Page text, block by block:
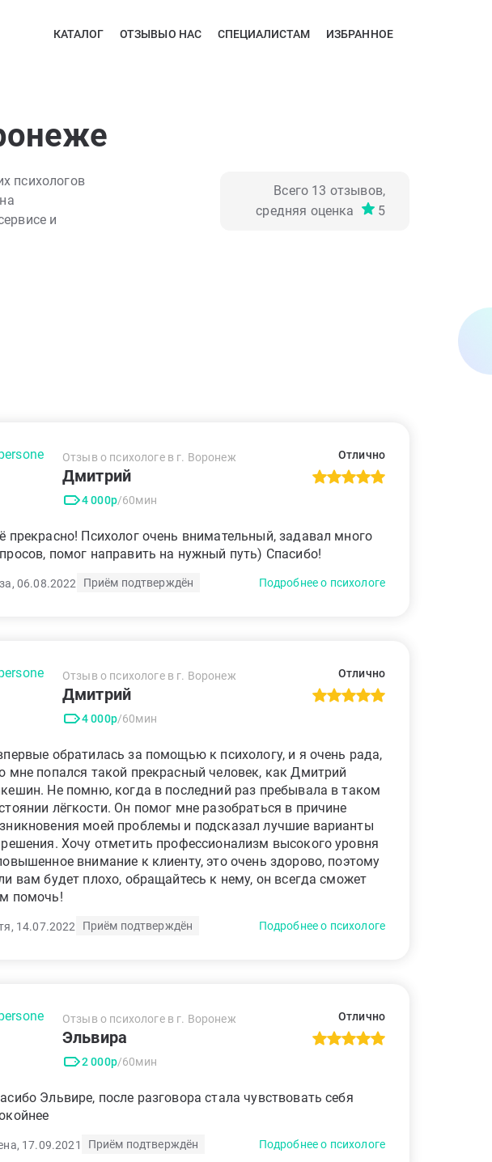
КАТАЛОГ ОТЗЫВЫО НАС СПЕЦИАЛИСТАМ ИЗБРАННОЕ
психологов
и
Всего 13 отзывов,
средняя оценка
5
Отзыв о психологе в г. Воронеж
Дмитрий
4 000р/60мин
Отлично
прекрасно! Психолог очень внимательный, задавал много
помог направить на нужный путь) Спасибо!
06.08.2022 Приём подтверждён Подробнее о психологе
Отзыв о психологе в г. Воронеж
Дмитрий
4 000р/60мин
Отлично
обратилась за помощью к психологу, и я очень рада,
мне попался такой прекрасный человек, как Дмитрий
Не помню, когда в последний раз пребывала в таком
лёгкости. Он помог мне разобраться в причине
моей проблемы и подсказал лучшие варианты
решения. Хочу отметить профессионализм высокого уровня
внимание к клиенту, это очень здорово, поэтому
вам будет плохо, обращайтесь к нему, он всегда сможет
помочь!
14.07.2022 Приём подтверждён Подробнее о психологе
Отзыв о психологе в г. Воронеж
Эльвира
2 000р/60мин
Отлично
Эльвире, после разговора стала чувствовать себя
17.09.2021 Приём подтверждён Подробнее о психологе